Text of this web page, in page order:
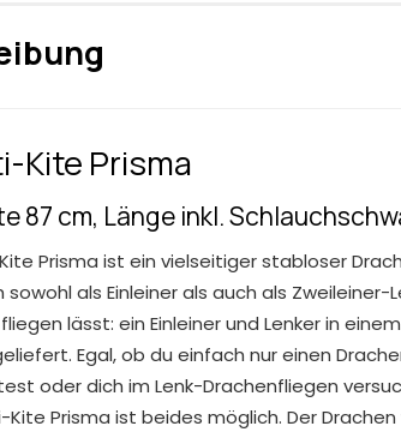
Kite Prisma
87 cm, Länge inkl.
Prisma ist ein vielseitiger stabloser
sowohl als Einleiner als auch als Zweileiner-
lässt: ein Einleiner und Lenker in
Egal, ob du einfach nur einen
oder dich im Lenk-Drachenfliegen
Kite Prisma ist beides möglich. Der